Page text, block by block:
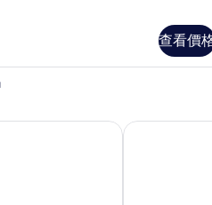
查看價
成田日航飯店